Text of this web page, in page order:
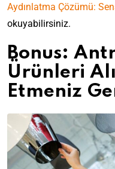
Aydınlatma Çözümü:
okuyabilirsiniz.
Bonus:
Ürünleri
Etmeniz